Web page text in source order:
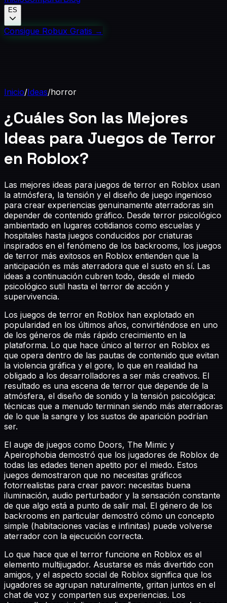
ES
Consigue Robux Gratis →
Inicio/Ideas/horror
¿Cuáles Son las Mejores
Ideas para Juegos de Terror
en Roblox?
Las mejores ideas para juegos de terror en Roblox usan
la atmósfera, la tensión y el diseño de juego ingenioso
para crear experiencias genuinamente aterradoras sin
depender de contenido gráfico. Desde terror psicológico
ambientado en lugares cotidianos como escuelas y
hospitales hasta juegos conducidos por criaturas
inspirados en el fenómeno de los backrooms, los juegos
de terror más exitosos en Roblox entienden que la
anticipación es más aterradora que el susto en sí. Las
ideas a continuación cubren todo, desde el miedo
psicológico sutil hasta el terror de acción y
supervivencia.
Los juegos de terror en Roblox han explotado en
popularidad en los últimos años, convirtiéndose en uno
de los géneros de más rápido crecimiento en la
plataforma. Lo que hace único al terror en Roblox es
que opera dentro de las pautas de contenido que evitan
la violencia gráfica y el gore, lo que en realidad ha
obligado a los desarrolladores a ser más creativos. El
resultado es una escena de terror que depende de la
atmósfera, el diseño de sonido y la tensión psicológica:
técnicas que a menudo terminan siendo más aterradoras
de lo que la sangre y los sustos de aparición podrían
ser.
El auge de juegos como Doors, The Mimic y
Apeirophobia demostró que los jugadores de Roblox de
todas las edades tienen apetito por el miedo. Estos
juegos demostraron que no necesitas gráficos
fotorrealistas para crear pavor: necesitas buena
iluminación, audio perturbador y la sensación constante
de que algo está a punto de salir mal. El género de los
backrooms en particular demostró cómo un concepto
simple (habitaciones vacías e infinitas) puede volverse
aterrador con la ejecución correcta.
Lo que hace que el terror funcione en Roblox es el
elemento multijugador. Asustarse es más divertido con
amigos, y el aspecto social de Roblox significa que los
jugadores se agrupan naturalmente, gritan juntos en el
chat de voz y comparten sus experiencias. Los